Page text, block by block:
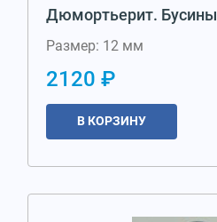
Дюмортьерит. Бусины
Размер: 12 мм
2120 ₽
В КОРЗИНУ